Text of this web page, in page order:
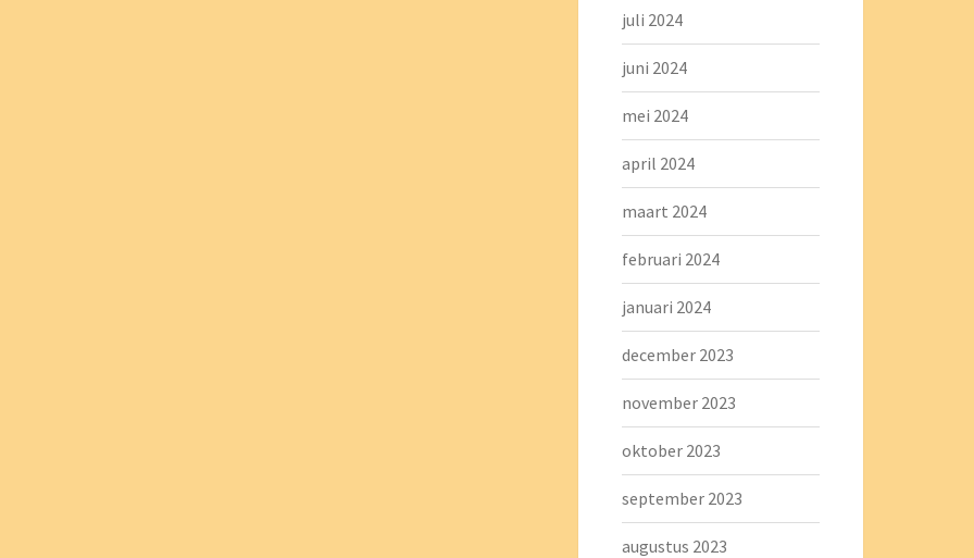
juli 2024
juni 2024
mei 2024
april 2024
maart 2024
februari 2024
januari 2024
december 2023
november 2023
oktober 2023
september 2023
augustus 2023